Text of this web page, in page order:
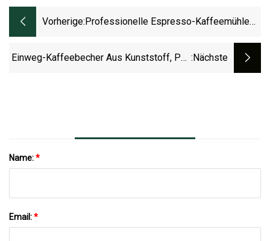
Vorherige: Professionelle Espresso-Kaffeemühle
Einweg-Kaffeebecher Aus Kunststoff, PP- :nächste
Name:*
Email:*